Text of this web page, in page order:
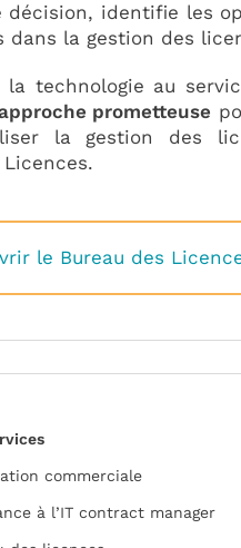
identifie les
la gestion des
la technologie au
prometteuse
la gestion des
le Bureau des
commerciale
à l’IT contract manager